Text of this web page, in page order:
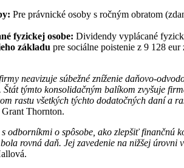
Pre právnické osoby s ročným obratom
fyzickej osobe: Dividendy vyplácané
základu pre sociálne poistenie z 9 128
neavizuje súbežné zníženie daňovo-
týmto konsolidačným balíkom zvyšuje
rastu všetkých týchto dodatočných daní a
Thornton.
odborníkmi o spôsobe, ako zlepšiť
rovná daň. Jej zavedenie na nižšej